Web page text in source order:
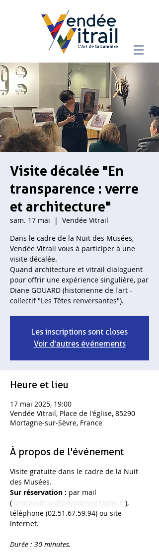
Visite décalée "En
transparence : verre
et architecture"
sam. 17 mai
  |
Vendée Vitrail
Dans le cadre de la Nuit des Musées,
Vendée Vitrail vous à participer à une
visite décalée.
Quand architecture et vitrail dialoguent
pour offrir une expérience singulière, par
Diane GOUARD (historienne de l'art -
collectif "Les Têtes renversantes").
Les inscriptions sont closes
Voir d'autres événements
Heure et lieu
17 mai 2025, 19:00
Vendée Vitrail, Place de l'église, 85290
Mortagne-sur-Sèvre, France
À propos de l'événement
Visite gratuite dans le cadre de la Nuit
des Musées.
Sur réservation : par mail
(vendeevitrail@paysdemortagne.fr),
téléphone (02.51.67.59.94) ou site
internet.
Durée : 30 minutes.